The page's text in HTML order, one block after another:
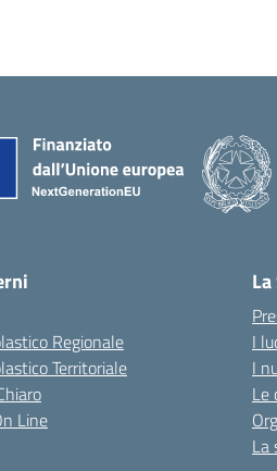
Regionale
Territoriale
Line
I
I
Le
La